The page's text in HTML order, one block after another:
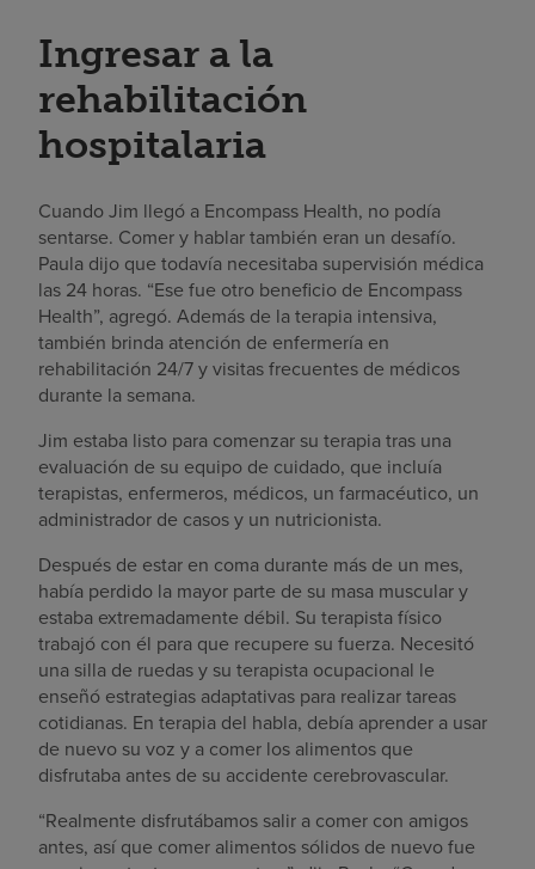
Ingresar a la
rehabilitación
hospitalaria
Cuando Jim llegó a Encompass Health, no podía
sentarse. Comer y hablar también eran un desafío.
Paula dijo que todavía necesitaba supervisión médica
las 24 horas. “Ese fue otro beneficio de Encompass
Health”, agregó. Además de la terapia intensiva,
también brinda atención de enfermería en
rehabilitación 24/7 y visitas frecuentes de médicos
durante la semana.
Jim estaba listo para comenzar su terapia tras una
evaluación de su equipo de cuidado, que incluía
terapistas, enfermeros, médicos, un farmacéutico, un
administrador de casos y un nutricionista.
Después de estar en coma durante más de un mes,
había perdido la mayor parte de su masa muscular y
estaba extremadamente débil. Su terapista físico
trabajó con él para que recupere su fuerza. Necesitó
una silla de ruedas y su terapista ocupacional le
enseñó estrategias adaptativas para realizar tareas
cotidianas. En terapia del habla, debía aprender a usar
de nuevo su voz y a comer los alimentos que
disfrutaba antes de su accidente cerebrovascular.
“Realmente disfrutábamos salir a comer con amigos
antes, así que comer alimentos sólidos de nuevo fue